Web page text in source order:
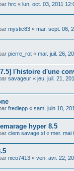
hrc « lun. oct. 03, 2011
mystic83 « mar. sept. 06,
pierre_rot « mar. juil. 26,
l'histoire d'une
savageur « jeu. juil. 21,
fredlepp « sam. juin 18,
hyper 8.5
clem savage xl « mer. mai
nico7413 « ven. avr. 22,